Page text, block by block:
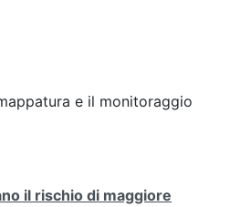
e il monitoraggio
il rischio di maggiore